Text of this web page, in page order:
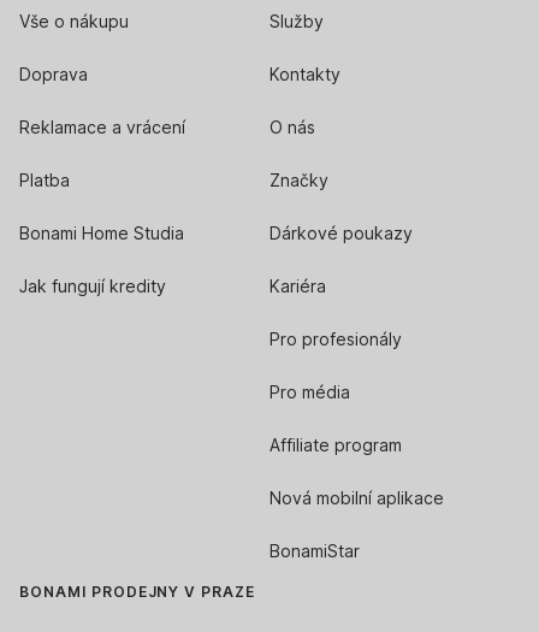
Vše o nákupu
Doprava
Reklamace a vrácení
Platba
Bonami Home Studia
Jak fungují kredity
Služby
Kontakty
O nás
Značky
Dárkové poukazy
Kariéra
Pro profesionály
Pro média
Affiliate program
Nová mobilní aplikace
BonamiStar
BONAMI PRODEJNY V PRAZE